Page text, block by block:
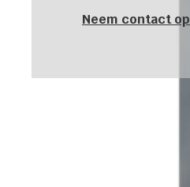
Neem contact op